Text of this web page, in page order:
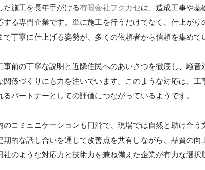
た施工を長年手がける有限会社フクカセは、造成工事や基
する専門企業です。単に施工を行うだけでなく、仕上がり
で丁寧に仕上げる姿勢が、多くの依頼者から信頼を集めて
事前の丁寧な説明と近隣住民へのあいさつを徹底し、騒
関係づくりにも力を注いでいます。このような対応は、
るパートナーとしての評価につながっているようです。
のコミュニケーションも円滑で、現場では自然と助け合
期的な話し合いを通じて改善点を共有しながら、品質の
社のような対応力と技術力を兼ね備えた企業が有力な選択